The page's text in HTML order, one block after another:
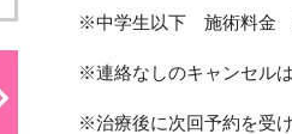
※中学生以下 施術料金
※連絡なしのキャンセル
※治療後に次回予約を受